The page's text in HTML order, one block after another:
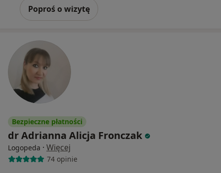
Poproś o wizytę
Bezpieczne płatności
dr Adrianna Alicja Fronczak
Logopeda · Więcej
74 opinie